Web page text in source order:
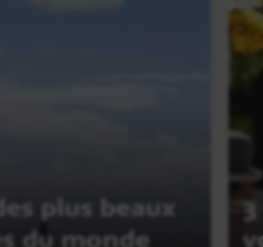
plus beaux
du monde